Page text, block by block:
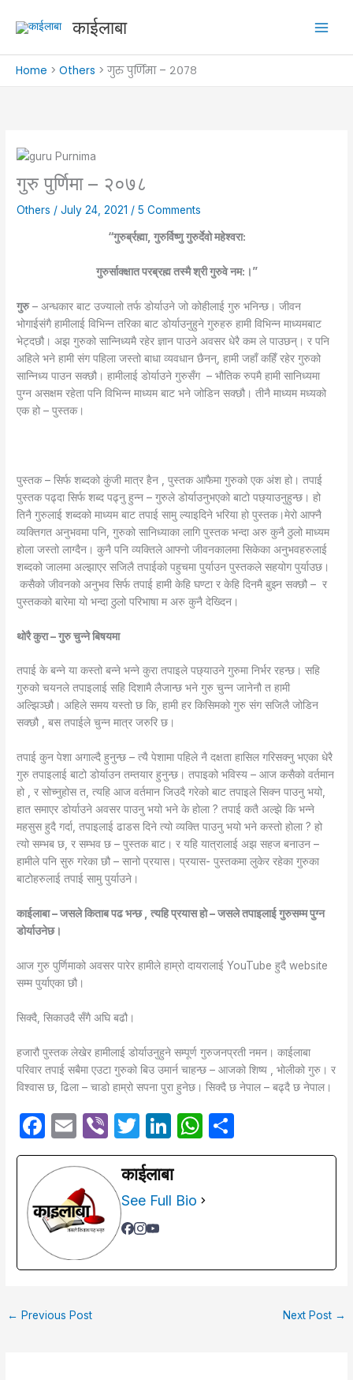
काईलाबा
Home Others गुरु पुर्णिमा – २०७८
गुरु पुर्णिमा – २०७८
Others /July 24, 2021 /5 Comments
“गुरुर्ब्रह्मा, गुरुर्विष्णु गुरुर्देवो महेश्वरा:
गुरुर्साक्क्षात परब्रह्म तस्मै श्री गुरुवे नम:।”
गुरु– अन्धकार बाट उज्यालो तर्फ डोर्याउने जो कोहीलाई गुरु भनिन्छ।जीवन
भोगाईसंगै हामीलाई विभिन्न तरिका बाट डोर्याउनुहुने गुरुहरु हामी विभिन्न माध्यमबाट
भेट्दछौ।अझ गुरुको सान्निध्यमै रहेर ज्ञान पाउने अवसर धेरै कम ले पाउछन्। र पनि
अहिले भने हामी संग पहिला जस्तो बाधा व्यवधान छैनन्, हामी जहाँ कहिँ रहेर गुरुको
सान्निध्य पाउन सक्छौ।हामीलाई डोर्याउने गुरुसँग – भौतिक रुपमै हामी सानिध्यमा
पुग्न असक्षम रहेता पनि विभिन्न माध्यम बाट भने जोडिन सक्छौ। तीनै माध्यम मध्यको
एक हो – पुस्तक।
पुस्तक – सिर्फ शब्दको कुंजी मात्र हैन , पुस्तक आफैमा गुरुको एक अंश हो। तपाई
पुस्तक पढ्दा सिर्फ शब्द पढ्नु हुन्न – गुरुले डोर्याउनुभएको बाटो पछ्याउनुहुन्छ। हो
तिनै गुरुलाई शब्दको माध्यम बाट तपाई सामु ल्याइदिने भरिया हो पुस्तक।मेरो आफ्नै
व्यक्तिगत अनुभवमा पनि, गुरुको सानिध्याका लागि पुस्तक भन्दा अरु कुनै ठुलो माध्यम
होला जस्तो लाग्दैन। कुनै पनि व्यक्तिले आफ्नो जीवनकालमा सिकेका अनुभवहरुलाई
शब्दको जालमा अल्झाएर सजिलै तपाईको पहुचमा पुर्याउन पुस्तकले सहयोग पुर्याउछ।
कसैको जीवनको अनुभव सिर्फ तपाई हामी केहि घण्टा र केहि दिनमै बुझ्न सक्छौ – र
पुस्तकको बारेमा यो भन्दा ठुलो परिभाषा म अरु कुनै देख्दिन।
थोरै कुरा – गुरु चुन्ने बिषयमा
तपाई के बन्ने या कस्तो बन्ने भन्ने कुरा तपाइले पछ्याउने गुरुमा निर्भर रहन्छ। सहि
गुरुको चयनले तपाइलाई सहि दिशामै लैजान्छ भने गुरु चुन्न जानेनौ त हामी
अल्झिञ्छौ।अहिले समय यस्तो छ कि, हामी हर किसिमको गुरु संग सजिलै जोडिन
सक्छौ , बस तपाईले चुन्न मात्र जरुरि छ।
तपाई कुन पेशा अगाल्दै हुनुन्छ – त्यै पेशामा पहिले नै दक्षता हासिल गरिसक्नु भएका धेरै
गुरु तपाइलाई बाटो डोर्याउन तम्तयार हुनुन्छ।तपाइको भविस्य – आज कसैको वर्तमान
हो , र सोच्नुहोस त, त्यहि आज वर्तमान जिउदै गरेको बाट तपाइले सिक्न पाउनु भयो,
हात समाएर डोर्याउने अवसर पाउनु भयो भने के होला ? तपाई कतै अल्झे कि भन्ने
महसुस हुदै गर्दा, तपाइलाई ढाडस दिने त्यो व्यक्ति पाउनु भयो भने कस्तो होला ?हो
त्यो सम्भब छ, र सम्भव छ – पुस्तक बाट।र यहि यात्रालाई अझ सहज बनाउन –
हामीले पनि सुरु गरेका छौ – सानो प्रयास।प्रयास- पुस्तकमा लुकेर रहेका गुरुका
बाटोहरुलाई तपाई सामु पुर्याउने।
काईलाबा – जसले किताब पढ भन्छ , त्यहि प्रयास हो – जसले तपाइलाई गुरुसम्म पुग्न
डोर्याउनेछ।
आज गुरु पुर्णिमाको अवसर पारेर हामीले हाम्रो दायरालाई YouTube हुदै website
सम्म पुर्याएका छौ।
सिक्दै, सिकाउदै सँगै अघि बढौ।
हजारौ पुस्तक लेखेर हामीलाई डोर्याउनुहुने सम्पूर्ण गुरुजनप्रती नमन। काईलाबा
परिवार तपाई सबैमा एउटा गुरुको बिउ उमार्न चाहन्छ – आजको शिष्य , भोलीको गुरु। र
विश्वास छ, ढिला – चाडो हाम्रो सपना पुरा हुनेछ। सिक्दै छ नेपाल – बढ्दै छ नेपाल।
F
a
c
e
b
o
o
E
m
ail
Vi
b
er
T
w
itt
er
Li
n
k
e
W
h
s
p
h
काईलाबा
See Full Bio
← Previous Post Next Post →